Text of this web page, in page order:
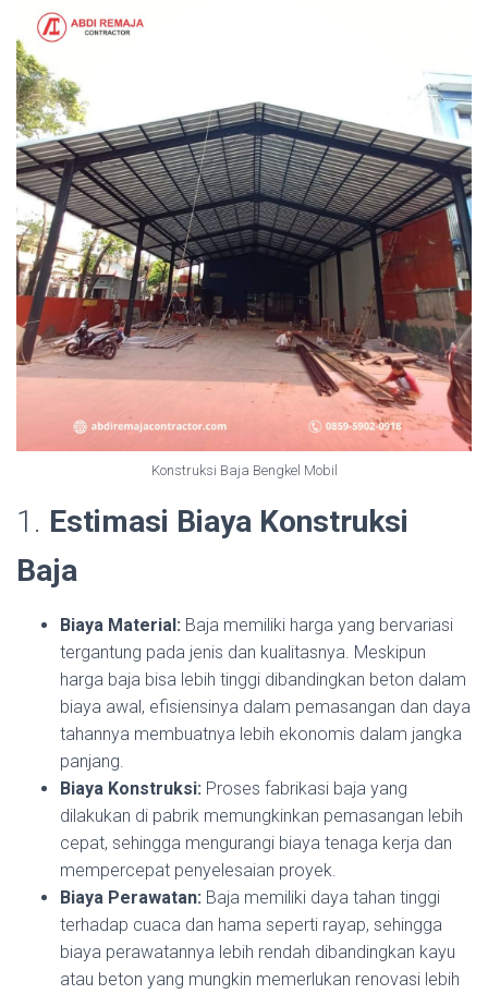
Konstruksi Baja Bengkel Mobil
1. Estimasi Biaya Konstruksi
Baja
Biaya Material: Baja memiliki harga yang bervariasi
tergantung pada jenis dan kualitasnya. Meskipun
harga baja bisa lebih tinggi dibandingkan beton dalam
biaya awal, efisiensinya dalam pemasangan dan daya
tahannya membuatnya lebih ekonomis dalam jangka
panjang.
Biaya Konstruksi: Proses fabrikasi baja yang
dilakukan di pabrik memungkinkan pemasangan lebih
cepat, sehingga mengurangi biaya tenaga kerja dan
mempercepat penyelesaian proyek.
Biaya Perawatan: Baja memiliki daya tahan tinggi
terhadap cuaca dan hama seperti rayap, sehingga
biaya perawatannya lebih rendah dibandingkan kayu
atau beton yang mungkin memerlukan renovasi lebih